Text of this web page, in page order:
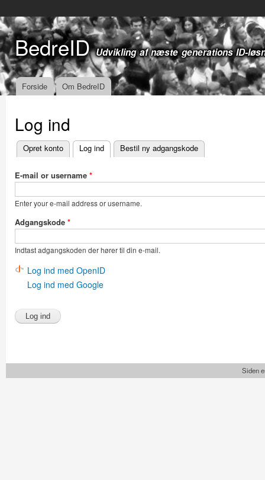
BedreID Udvikling af næste generations ID-
Hovedmenu
Forside Om BedreID
Log ind
Primære faneblade
Opret konto Log ind (aktiv fane)
Bestil ny adgangskode
E-mail or username *
Enter your e-mail address or username.
Adgangskode *
Indtast adgangskoden der hører til din e-mail.
Log ind med OpenID
Log ind med Google
Siden